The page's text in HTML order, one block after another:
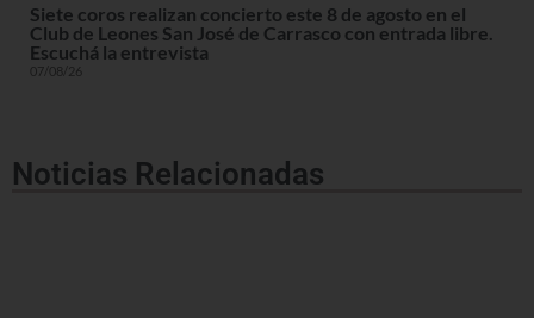
Siete coros realizan concierto este 8 de agosto en el
Club de Leones San José de Carrasco con entrada libre.
Escuchá la entrevista
07/08/26
Noticias Relacionadas